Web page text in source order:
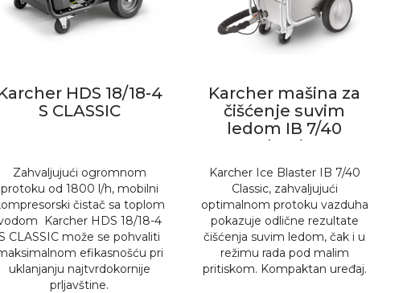
HDS 18/18-4
S CLASSIC
Zahvaljujući ogromnom
protoku od 1800 l/h, mobilni
čistač sa toplom
Karcher HDS 18/18-4
CLASSIC može se pohvaliti
efikasnošću pri
uklanjanju najtvrdokornije
prljavštine.
Karcher mašina za
čišćenje suvim
ledom IB 7/40
Classic
Karcher Ice Blaster IB 7/40
Classic, zahvaljujući
optimalnom protoku vazduha
pokazuje odlične rezultate
čišćenja suvim ledom, čak i u
režimu rada pod malim
pritiskom. Kompaktan uređaj.